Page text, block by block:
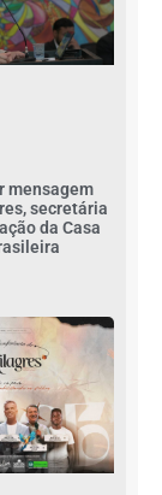
mensagem
secretária
da Casa